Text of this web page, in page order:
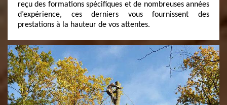
reçu des formations spécifiques et de nombreuses années
d’expérience, ces derniers vous fournissent des
prestations à la hauteur de vos attentes.